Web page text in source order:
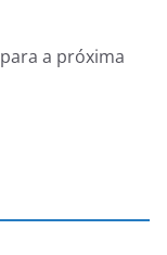
a próxima